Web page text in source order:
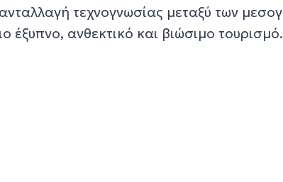
τεχνογνωσίας μεταξύ των
έξυπνο, ανθεκτικό και βιώσιμο τουρισμό.